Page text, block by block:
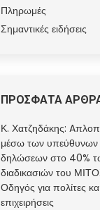
Πληρωμές
Σημαντικές ειδήσεις
ΠΡΟΣΦΑΤΑ
Κ. Χατζηδάκης:
μέσω των υπεύθυνων
δηλώσεων στο 40%
διαδικασιών του
Οδηγός για πολίτες
επιχειρήσεις